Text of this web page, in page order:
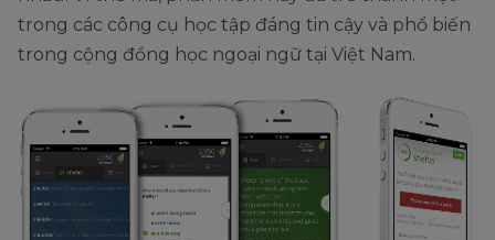
trong các công cụ học tập đáng tin cậy và phổ biến
trong cộng đồng học ngoại ngữ tại Việt Nam.